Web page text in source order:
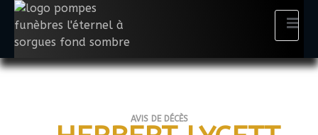
AVIS DE DÉCÈS